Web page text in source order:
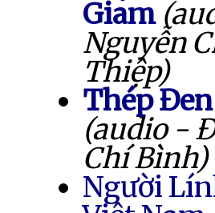
Giam
Nguyễn
Thiệp)
Thép Đen
(audio -
Chí Bình)
Người